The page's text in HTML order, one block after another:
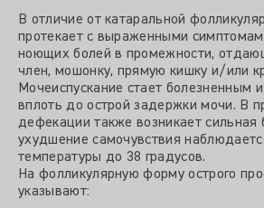
В отличие от катаральной
протекает с выраженными
ноющих болей в промежности,
член, мошонку, прямую кишку и/или
Мочеиспускание стает болезненным
вплоть до острой задержки мочи. В
дефекации также возникает сильная
ухудшение самочувствия
температуры до 38 градусов.
На фолликулярную форму острого
указывают: